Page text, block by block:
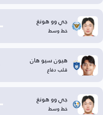
جي وو هونغ
خط وسط
هيون سيو هان
قلب دفاع
جي وو هونغ
خط وسط